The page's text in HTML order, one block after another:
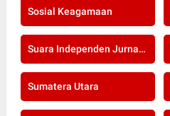
Sosial Keagamaan
Suara Independen Jurnalis Indonesia
Sumatera Utara